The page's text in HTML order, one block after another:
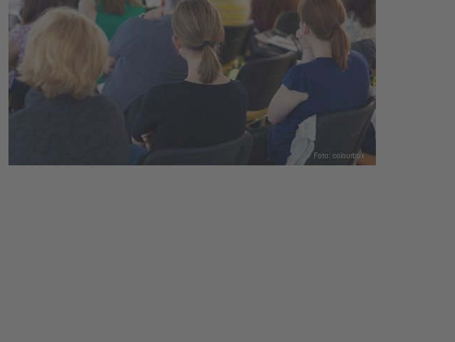
Foto: colourbox